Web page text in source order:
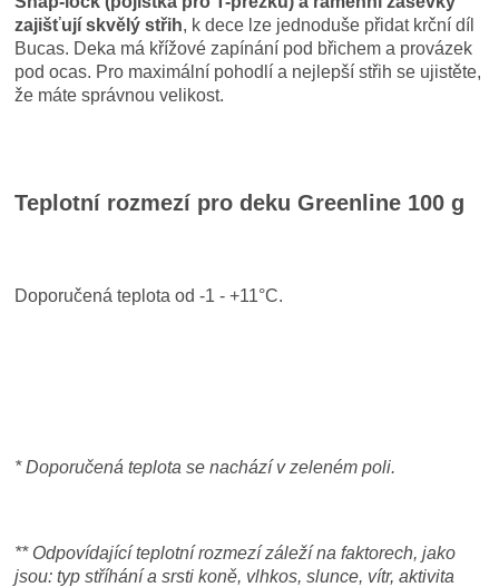
zajišťují skvělý střih, k dece lze jednoduše přidat krční díl
Bucas. Deka má křížové zapínání pod břichem a provázek
pod ocas. Pro maximální pohodlí a nejlepší střih se ujistěte,
že máte správnou velikost.
Teplotní rozmezí pro deku Greenline 100 g
Doporučená teplota od -1 - +11°C.
* Doporučená teplota se nachází v zeleném poli.
** Odpovídající teplotní rozmezí záleží na faktorech, jako
jsou: typ stříhání a srsti koně, vlhkos, slunce, vítr, aktivita